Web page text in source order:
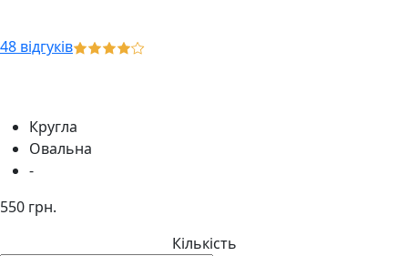
48 відгуків
Кругла
Овальна
-
550 грн.
Кількість